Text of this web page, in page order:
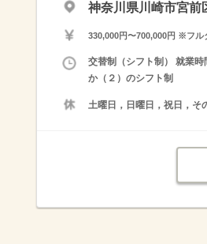
神奈川県川崎市宮前
330,000円〜700,000円 ※フル
交替制（シフト制） 就業
か（２）のシフト制
土曜日，日曜日，祝日，そ